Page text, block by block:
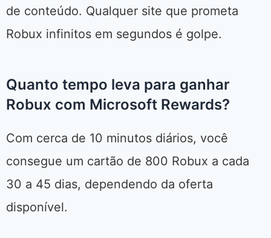
de conteúdo. Qualquer site que prometa
Robux infinitos em segundos é golpe.
Quanto tempo leva para ganhar
Robux com Microsoft Rewards?
Com cerca de 10 minutos diários, você
consegue um cartão de 800 Robux a cada
30 a 45 dias, dependendo da oferta
disponível.